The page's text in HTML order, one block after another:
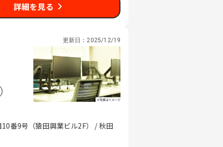
詳細を見る
更新日： 2025/12/19
番9号（猿田興業ビル2F） / 秋田